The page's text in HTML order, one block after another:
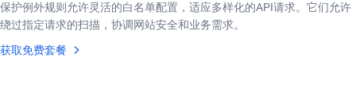
保护例外规则允许灵活的白名单配置，适应多样化的API请求。它们允许
绕过指定请求的扫描，协调网站安全和业务需求。
获取免费套餐